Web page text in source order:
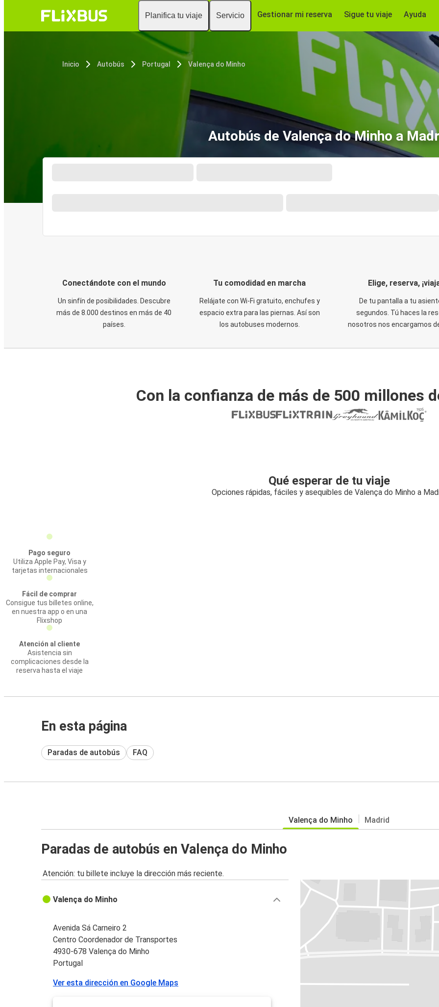
Planifica tu viaje Servicio Gestionar mi reserva Sigue tu viaje Ayuda
Inicio Autobús Portugal Valença do Minho
Autobús de Valença do Minho a
Conectándote con el mundo
Un sinfín de posibilidades. Descubre
más de 8.000 destinos en más de 40
países.
Tu comodidad en marcha
Relájate con Wi-Fi gratuito, enchufes y
espacio extra para las piernas. Así son
los autobuses modernos.
Elige, reserva,
De tu pantalla a tu
segundos. Tú haces la
nosotros nos encargamos
Con la confianza de más de 500 millones
Qué esperar de tu viaje
Opciones rápidas, fáciles y asequibles de Valença do Minho a
Pago seguro
Utiliza Apple Pay, Visa y
tarjetas internacionales
Fácil de comprar
Consigue tus billetes online,
en nuestra app o en una
Flixshop
Atención al cliente
Asistencia sin
complicaciones desde la
reserva hasta el viaje
En esta página
Paradas de autobús FAQ
Valença do Minho Madrid
Paradas de autobús en Valença do Minho
Atención: tu billete incluye la dirección más reciente.
Valença do Minho
Avenida Sá Carneiro 2
Centro Coordenador de Transportes
4930-678 Valença do Minho
Portugal
Ver esta dirección en Google Maps